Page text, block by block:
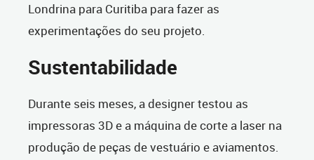
Londrina para Curitiba para fazer as
experimentações do seu projeto.
Sustentabilidade
Durante seis meses, a designer testou as
impressoras 3D e a máquina de corte a laser na
produção de peças de vestuário e aviamentos.